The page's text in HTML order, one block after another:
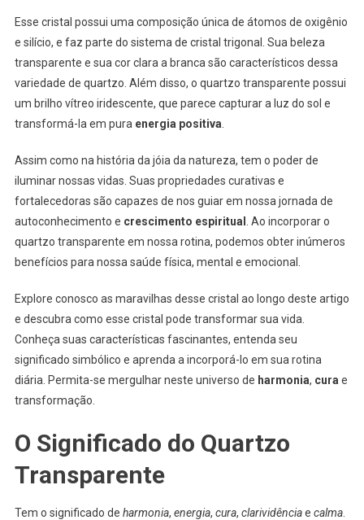
Esse cristal possui uma composição única de átomos de oxigênio
e silício, e faz parte do sistema de cristal trigonal. Sua beleza
transparente e sua cor clara a branca são característicos dessa
variedade de quartzo. Além disso, o quartzo transparente possui
um brilho vítreo iridescente, que parece capturar a luz do sol e
transformá-la em pura energia positiva
Assim como na história da jóia da natureza, tem o poder de
iluminar nossas vidas. Suas propriedades curativas e
fortalecedoras são capazes de nos guiar em nossa jornada de
autoconhecimento e crescimento espiritual
. Ao incorporar o
quartzo transparente em nossa rotina, podemos obter inúmeros
benefícios para nossa saúde física, mental e emocional.
Explore conosco as maravilhas desse cristal ao longo deste artigo
e descubra como esse cristal pode transformar sua vida.
Conheça suas características fascinantes, entenda seu
significado simbólico e aprenda a incorporá-lo em sua rotina
diária. Permita-se mergulhar neste universo de harmonia, cura e
transformação.
O Significado do Quartzo
Transparente
Tem o significado de harmonia, energia, cura, clarividênciae calma.